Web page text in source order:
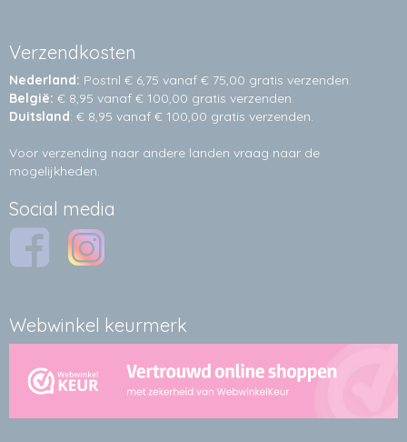
Verzendkosten
Nederland: Postnl € 6,75 vanaf € 75,00 gratis verzenden.
België: € 8,95 vanaf € 100,00 gratis verzenden.
Duitsland: € 8,95 vanaf € 100,00 gratis verzenden.
Voor verzending naar andere landen vraag naar de
mogelijkheden.
Social media
Webwinkel keurmerk